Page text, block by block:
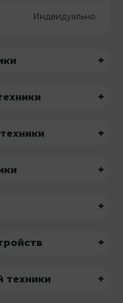
Индвидуально
+
+
+
+
+
+
техники +